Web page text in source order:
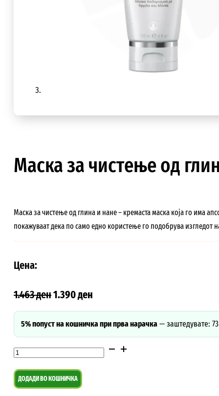
Маска за чистeње од
Маска за чистeње од глина и нане – кремаста маска која го има
покажуваат дека по само едно користење го подобрува изгледот
Цена:
1.463ден1.390ден
5% попуст на кошничка при прва нарачка—заштедувате:
Маска
чистeње
од
ДОДАДИ ВО КОШНИЧКА